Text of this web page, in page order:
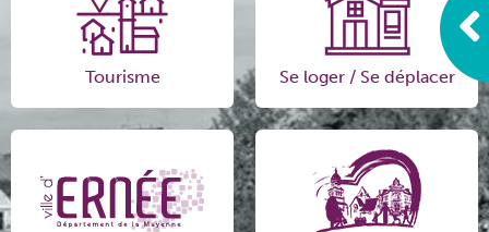
Tourisme Se loger / Se déplacer